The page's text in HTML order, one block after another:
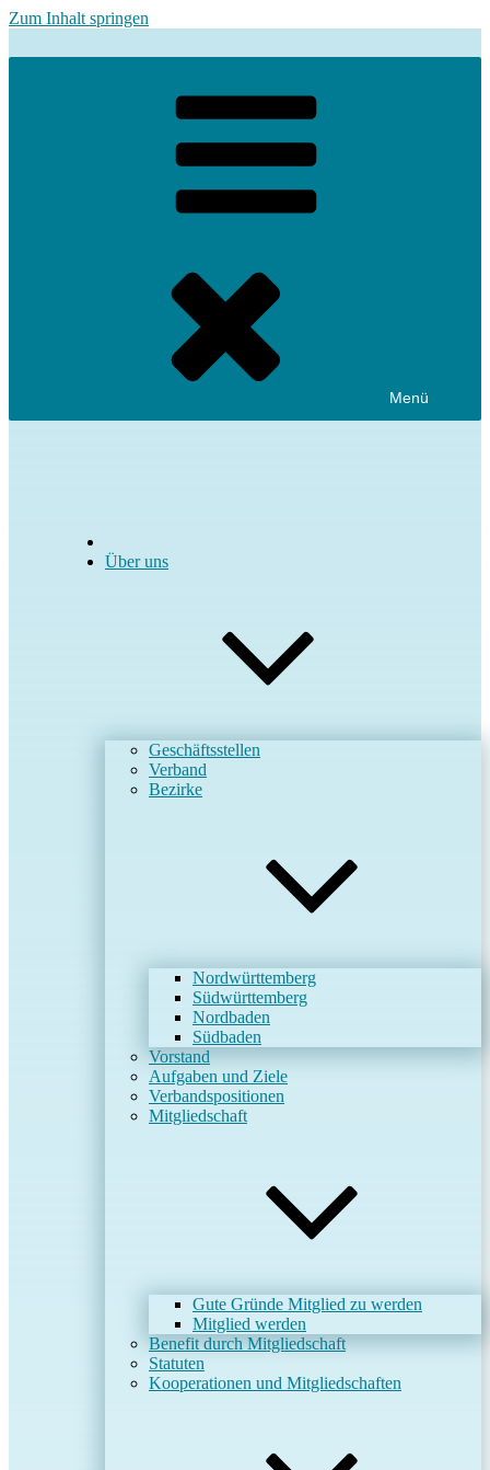
Zum Inhalt springen
Menü
Über uns
Geschäftsstellen
Verband
Bezirke
Nordwürttemberg
Südwürttemberg
Nordbaden
Südbaden
Vorstand
Aufgaben und Ziele
Verbandspositionen
Mitgliedschaft
Gute Gründe Mitglied zu werden
Mitglied werden
Benefit durch Mitgliedschaft
Statuten
Kooperationen und Mitgliedschaften